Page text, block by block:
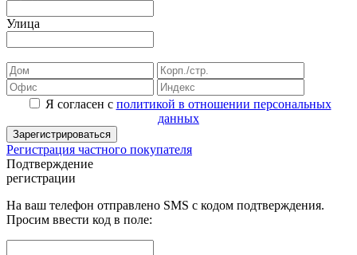
Улица
Я согласен с политикой в отношении персональных
данных
Зарегистрироваться
Регистрация частного покупателя
Подтверждение
регистрации
На ваш телефон отправлено SMS с кодом подтверждения.
Просим ввести код в поле: